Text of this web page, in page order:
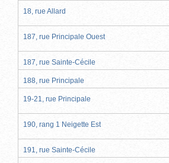
18, rue Allard
187, rue Principale Ouest
187, rue Sainte-Cécile
188, rue Principale
19-21, rue Principale
190, rang 1 Neigette Est
191, rue Sainte-Cécile